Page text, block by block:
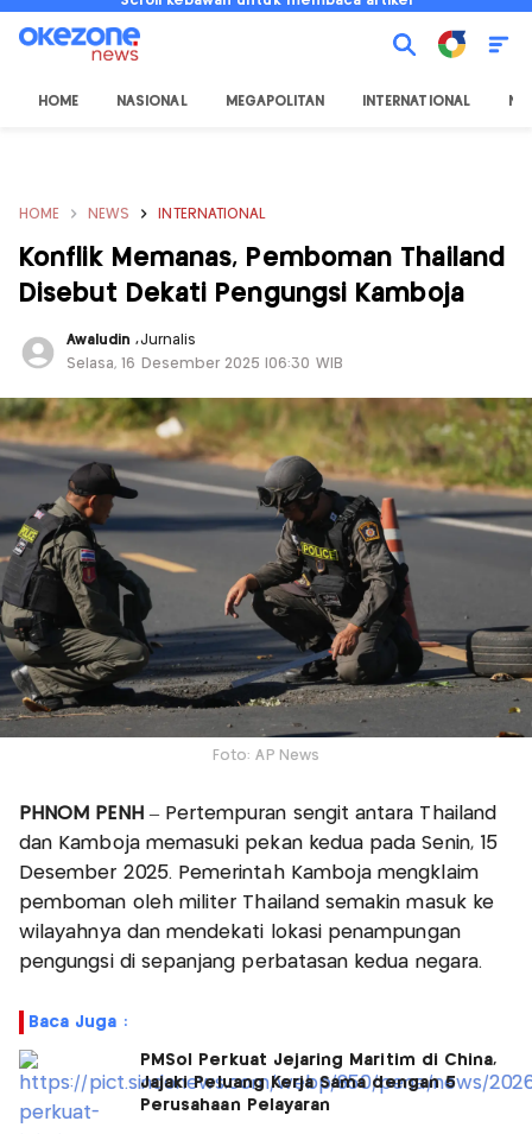
HOME NASIONAL MEGAPOLITAN INTERNATIONAL
HOME NEWS INTERNATIONAL
Konflik Memanas, Pemboman Thailand
Disebut Dekati Pengungsi Kamboja
Awaludin,Jurnalis
Selasa, 16 Desember 2025 |06:30 WIB
Foto: AP News
PHNOM PENH – Pertempuran sengit antara Thailand
dan Kamboja memasuki pekan kedua pada Senin, 15
Desember 2025. Pemerintah Kamboja mengklaim
pemboman oleh militer Thailand semakin masuk ke
wilayahnya dan mendekati lokasi penampungan
pengungsi di sepanjang perbatasan kedua negara.
Baca Juga :
PMSol Perkuat Jejaring Maritim di China,
Jajaki Peluang Kerja Sama dengan 5
Perusahaan Pelayaran